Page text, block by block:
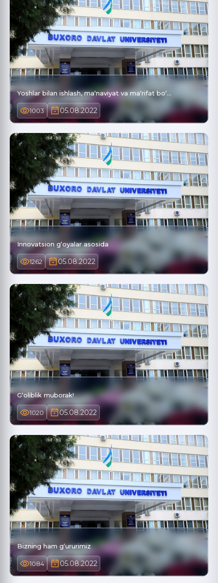
Yoshlar bilan ishlash, ma‘naviyat va ma‘rifat bo‘…
1003 05.08.2022
Innovatsion g‘oyalar asosida
1262 05.08.2022
G‘oliblik muborak!
1020 05.08.2022
Bizning ham g‘ururimiz
1084 05.08.2022